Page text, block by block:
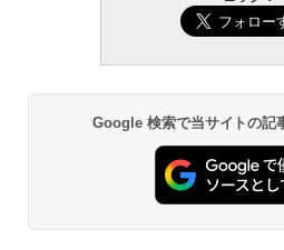
Google 検索で当サイトの記